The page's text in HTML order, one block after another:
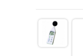
Kurumsal